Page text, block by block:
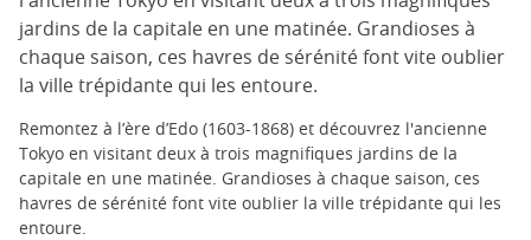
jardins de la capitale en une matinée. Grandioses à
chaque saison, ces havres de sérénité font vite oublier
la ville trépidante qui les entoure.
Remontez à l’ère d’Edo (1603-1868) et découvrez l'ancienne
Tokyo en visitant deux à trois magnifiques jardins de la
capitale en une matinée. Grandioses à chaque saison, ces
havres de sérénité font vite oublier la ville trépidante qui les
entoure.